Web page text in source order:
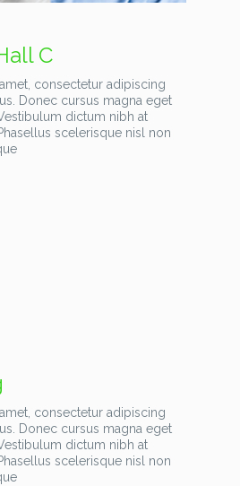
C
consectetur adipiscing
Donec cursus magna eget
dictum nibh at
scelerisque nisl non
consectetur adipiscing
Donec cursus magna eget
dictum nibh at
scelerisque nisl non